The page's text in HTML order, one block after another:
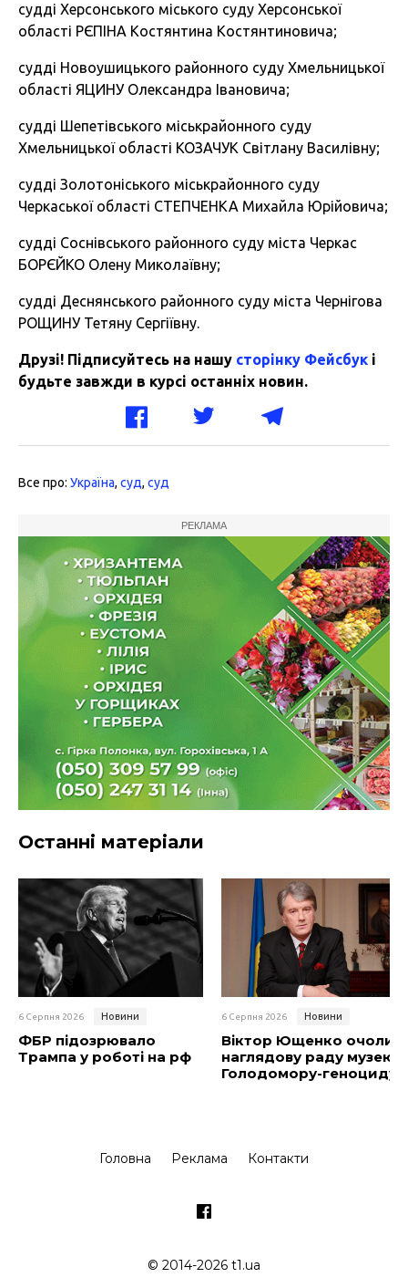
судді Херсонського міського суду Херсонської
області РЄПІНА Костянтина Костянтиновича;
судді Новоушицького районного суду Хмельницької
області ЯЦИНУ Олександра Івановича;
судді Шепетівського міськрайонного суду
Хмельницької області КОЗАЧУК Світлану Василівну;
судді Золотоніського міськрайонного суду
Черкаської області СТЕПЧЕНКА Михайла Юрійовича;
судді Соснівського районного суду міста Черкас
БОРЄЙКО Олену Миколаївну;
судді Деснянського районного суду міста Чернігова
РОЩИНУ Тетяну Сергіївну.
Друзі! Підписуйтесь на нашу сторінку Фейсбук і
будьте завжди в курсі останніх новин.
Все про: Україна, суд, суд
РЕКЛАМА
Останні матеріали
6 Серпня 2026 Новини
ФБР підозрювало
Трампа у роботі на рф
6 Серпня 2026 Новини
Віктор Ющенко очолив
наглядову раду музею
Голодомору-геноциду
Головна Реклама Контакти
© 2014-2026 t1.ua